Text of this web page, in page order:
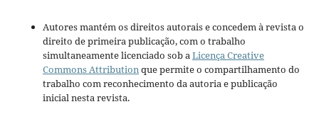
Autores mantém os direitos autorais e concedem à revista o
direito de primeira publicação, com o trabalho
simultaneamente licenciado sob aLicença Creative
Commons Attributionque permite o compartilhamento do
trabalho com reconhecimento da autoria e publicação
inicial nesta revista.